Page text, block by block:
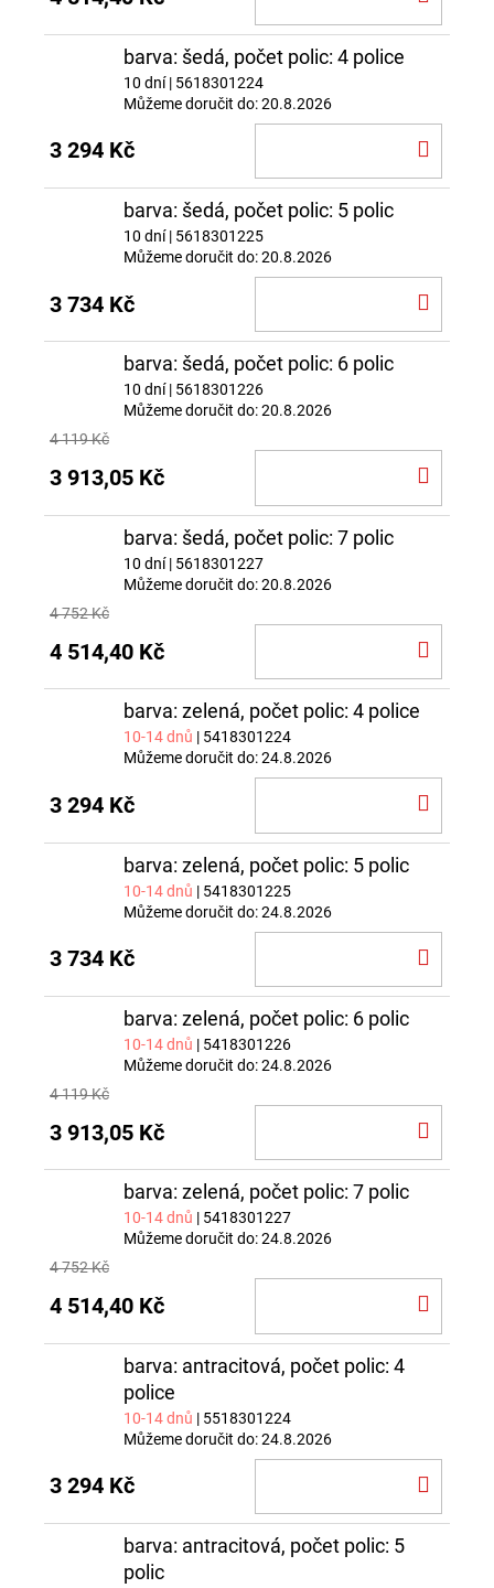
barva: šedá, počet polic: 4 police
10 dní| 5618301224
Můžeme doručit do:20.8.2026
3 294 Kč
barva: šedá, počet polic: 5 polic
10 dní| 5618301225
Můžeme doručit do:20.8.2026
3 734 Kč
barva: šedá, počet polic: 6 polic
10 dní| 5618301226
Můžeme doručit do:20.8.2026
4 119 Kč
3 913,05 Kč
barva: šedá, počet polic: 7 polic
10 dní| 5618301227
Můžeme doručit do:20.8.2026
4 752 Kč
4 514,40 Kč
barva: zelená, počet polic: 4 police
10-14 dnů | 5418301224
Můžeme doručit do:24.8.2026
3 294 Kč
barva: zelená, počet polic: 5 polic
10-14 dnů | 5418301225
Můžeme doručit do:24.8.2026
3 734 Kč
barva: zelená, počet polic: 6 polic
10-14 dnů | 5418301226
Můžeme doručit do:24.8.2026
4 119 Kč
3 913,05 Kč
barva: zelená, počet polic: 7 polic
10-14 dnů | 5418301227
Můžeme doručit do:24.8.2026
4 752 Kč
4 514,40 Kč
barva: antracitová, počet polic: 4
police
10-14 dnů | 5518301224
Můžeme doručit do:24.8.2026
3 294 Kč
barva: antracitová, počet polic: 5
polic